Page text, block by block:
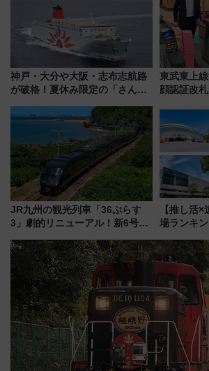
神戸・大分や大阪・志布志航路
が破格！夏休み限定の「さんふ
ート 夕朝食ビュッフェ付きで
快適な船旅はいかが？
東武東上
顔認証改
JR九州の観光列車「36ぷらす
3」劇的リニューアル！新6号車
別 “プレミアムランチ”導入･ル
ートや価格など解説
【推し活
場ランキ
由と交通
場に何を